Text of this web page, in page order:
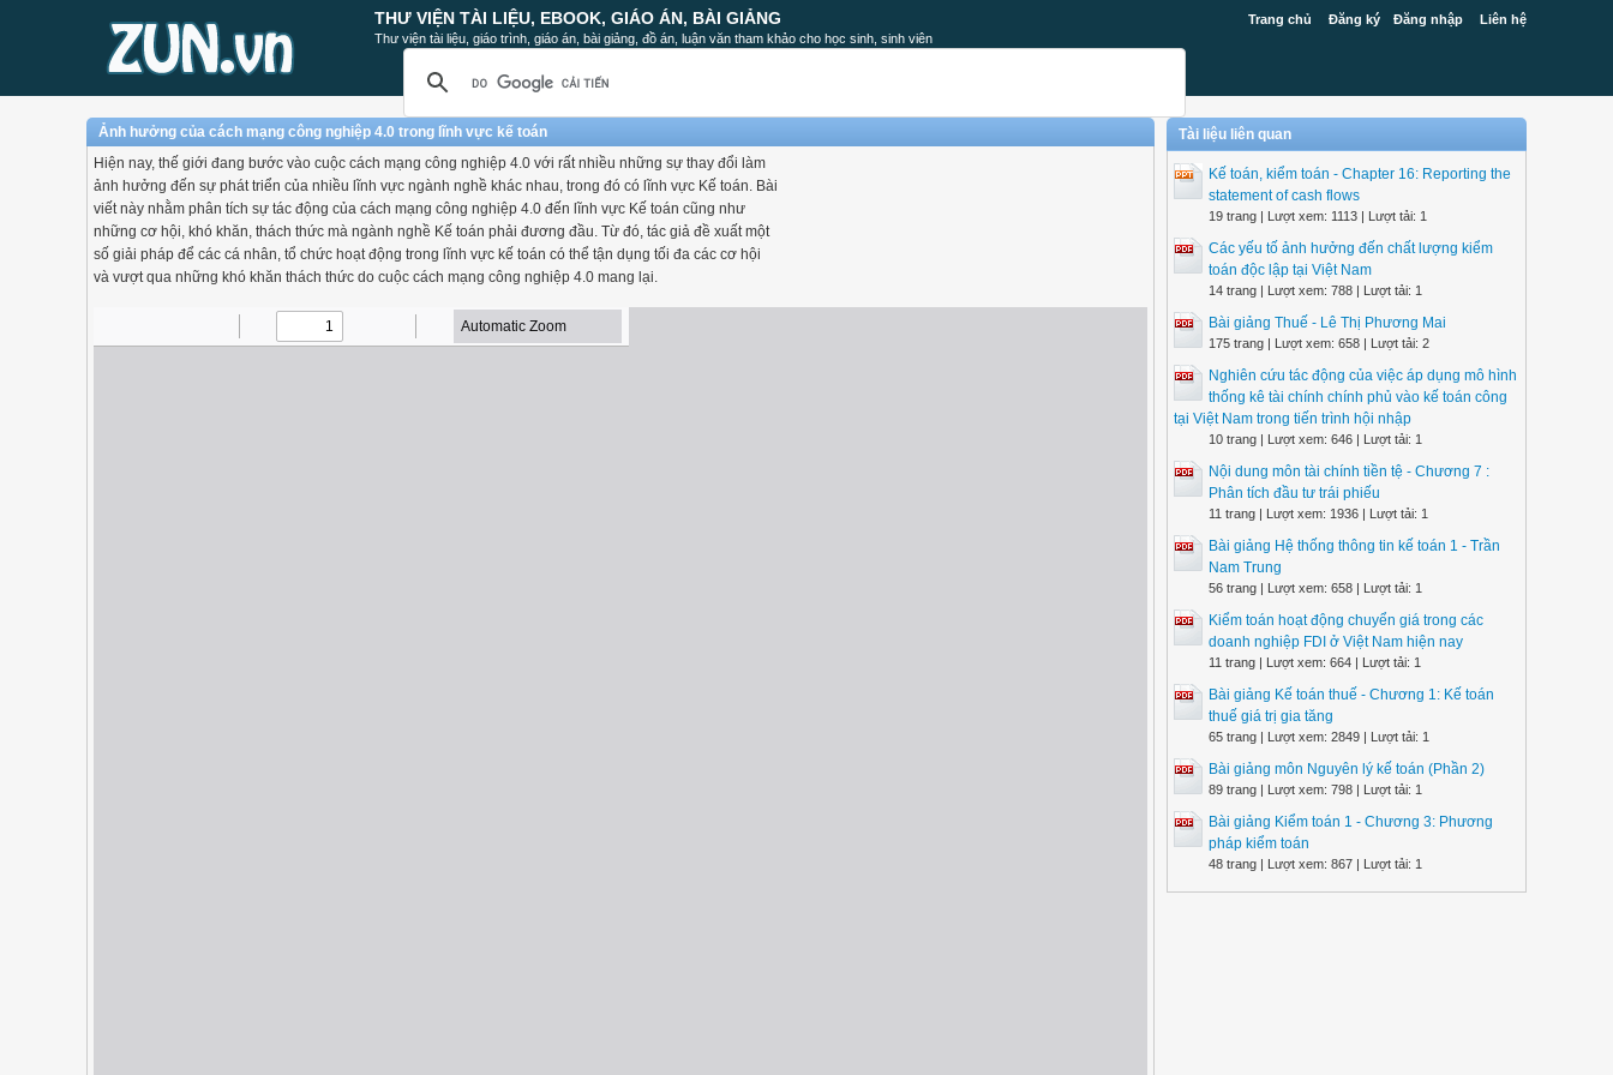
Trang chủ Đăng ký Đăng nhập Liên hệ
THƯ VIỆN TÀI LIỆU, EBOOK, GIÁO ÁN, BÀI GIẢNG
Thư viện tài liệu, giáo trình, giáo án, bài giảng, đồ án, luận văn tham khảo cho học sinh, sinh viên
Ảnh hưởng của cách mạng công nghiệp 4.0 trong lĩnh vực kế toán
Hiện nay, thế giới đang bước vào cuộc cách mạng công nghiệp 4.0 với rất nhiều những sự thay đổi làm
ảnh hưởng đến sự phát triển của nhiều lĩnh vực ngành nghề khác nhau, trong đó có lĩnh vực Kế toán. Bài
viết này nhằm phân tích sự tác động của cách mạng công nghiệp 4.0 đến lĩnh vực Kế toán cũng như
những cơ hội, khó khăn, thách thức mà ngành nghề Kế toán phải đương đầu. Từ đó, tác giả đề xuất một
số giải pháp để các cá nhân, tổ chức hoạt động trong lĩnh vực kế toán có thể tận dụng tối đa các cơ hội
và vượt qua những khó khăn thách thức do cuộc cách mạng công nghiệp 4.0 mang lại.
Tài liệu liên quan
Kế toán, kiểm toán - Chapter 16: Reporting the
statement of cash flows
19 trang | Lượt xem: 1113 | Lượt tải: 1
Các yếu tố ảnh hưởng đến chất lượng kiểm
toán độc lập tại Việt Nam
14 trang | Lượt xem: 788 | Lượt tải: 1
Bài giảng Thuế - Lê Thị Phương Mai
175 trang | Lượt xem: 658 | Lượt tải: 2
Nghiên cứu tác động của việc áp dụng mô hình
thống kê tài chính chính phủ vào kế toán công
tại Việt Nam trong tiến trình hội nhập
10 trang | Lượt xem: 646 | Lượt tải: 1
Nội dung môn tài chính tiền tệ - Chương 7 :
Phân tích đầu tư trái phiếu
11 trang | Lượt xem: 1936 | Lượt tải: 1
Bài giảng Hệ thống thông tin kế toán 1 - Trần
Nam Trung
56 trang | Lượt xem: 658 | Lượt tải: 1
Kiểm toán hoạt động chuyển giá trong các
doanh nghiệp FDI ở Việt Nam hiện nay
11 trang | Lượt xem: 664 | Lượt tải: 1
Bài giảng Kế toán thuế - Chương 1: Kế toán
thuế giá trị gia tăng
65 trang | Lượt xem: 2849 | Lượt tải: 1
Bài giảng môn Nguyên lý kế toán (Phần 2)
89 trang | Lượt xem: 798 | Lượt tải: 1
Bài giảng Kiểm toán 1 - Chương 3: Phương
pháp kiểm toán
48 trang | Lượt xem: 867 | Lượt tải: 1